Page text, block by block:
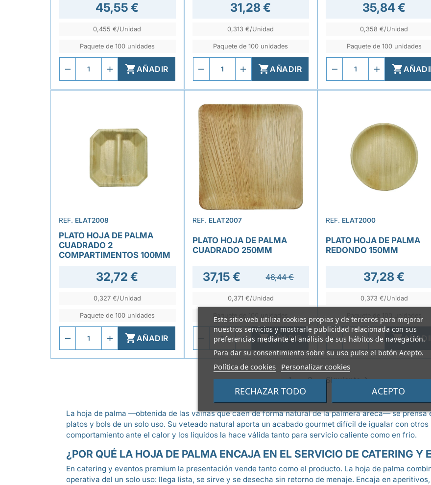
Este sitio web utiliza cookies propias y de terceros para mejorar
nuestros servicios y mostrarle publicidad relacionada con sus
preferencias mediante el análisis de sus hábitos de navegación.
Para dar su consentimiento sobre su uso pulse el botón Acepto.
Política de cookies Personalizar cookies
RECHAZAR TODO ACEPTO
45,55 €
0,455 €/Unidad
Paquete de 100 unidades
AÑADIR
31,28 €
0,313 €/Unidad
Paquete de 100 unidades
AÑADIR
35,84 €
0,358 €/Unidad
Paquete de 100 unidades

REF. ELAT2008
PLATO HOJA DE PALMA
CUADRADO 2
COMPARTIMENTOS 100MM
32,72 €
0,327 €/Unidad
Paquete de 100 unidades
AÑADIR
REF. ELAT2007
PLATO HOJA DE PALMA
CUADRADO 250MM
37,15 € 46,44 €
0,371 €/Unidad
Paquete de 100 unidades
AÑADIR
REF. ELAT2000
PLATO HOJA DE PALMA
REDONDO 150MM
37,28 €
0,373 €/Unidad
Paquete de 100 unidades
AÑADIR
1 2 Siguiente
La hoja de palma —obtenida de las vainas que caen de forma natural de la palmera areca— se
platos y bols de un solo uso. Su veteado natural aporta un acabado gourmet difícil de igualar con
comportamiento ante el calor y los líquidos la hace válida tanto para servicio caliente como en frío.
¿POR QUÉ LA HOJA DE PALMA ENCAJA EN EL SERVICIO DE CATERING Y
En catering y eventos premium la presentación vende tanto como el producto. La hoja de palma
operativa del un solo uso: llega lista, se sirve y se desecha sin retorno de menaje. Encaja en